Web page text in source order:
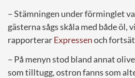
– Stämningen under förminglet
gästerna sågs skåla med både öl,
rapporterarExpressenoch
– På menyn stod bland annat
som tilltugg, ostron fanns som